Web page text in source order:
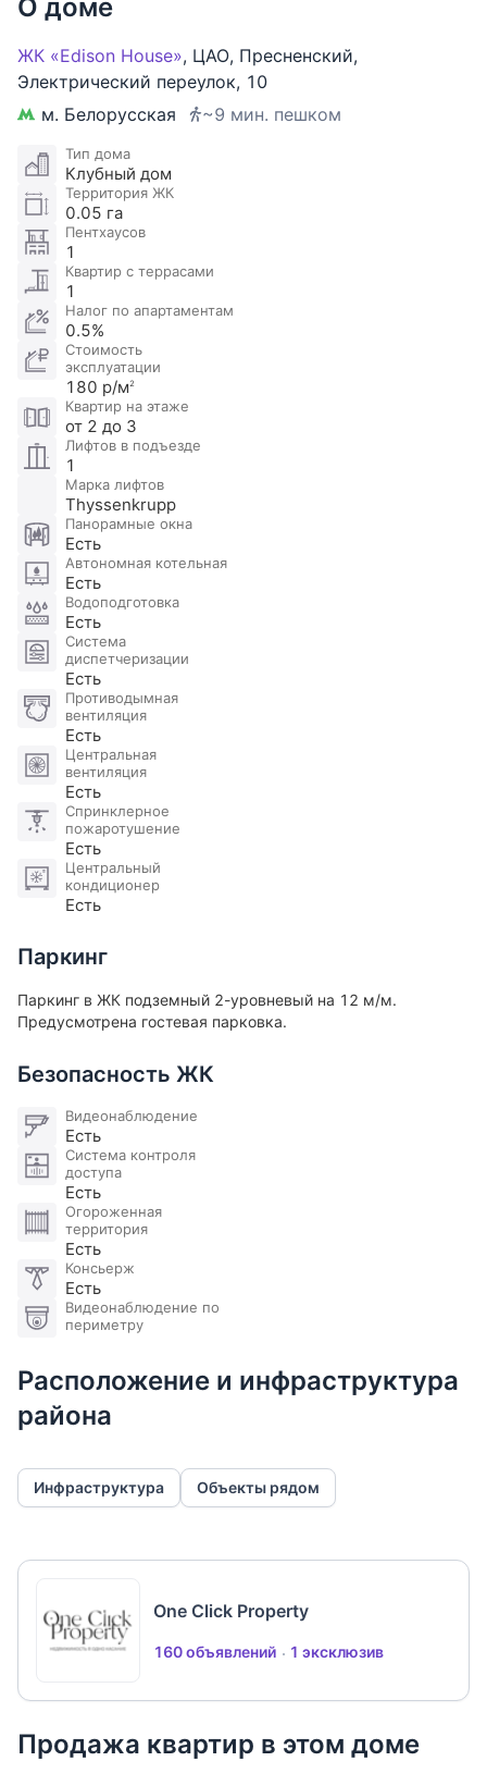
Гардеробная
Санузел
Только с ванной
Гостиная
Холл
Гардеробная
Санузел
Без душа и ванны
Спальня
Гардеробная
Санузел
Только с ванной
Спальня
Гардеробная
Санузел
Только с ванной
Холл
Санузел
Без душа и ванны
Гостиная
Кухня
Постирочная
Спальня
Гардеробная
Санузел
Только с ванной
Спальня
Гардеробная
Санузел
Холл
О доме
ЖК «Edison House», ЦАО, Пресненский,
Электрический переулок, 10
м. Белорусская
~9 мин. пешком
Тип дома
Клубный дом
Территория ЖК
0.05 га
Пентхаусов
1
Квартир с террасами
1
Налог по апартаментам
0.5%
Стоимость
эксплуатации
180 р/м2
Квартир на этаже
от 2 до 3
Лифтов в подъезде
1
Марка лифтов
Thyssenkrupp
Панорамные окна
Есть
Автономная котельная
Есть
Водоподготовка
Есть
Система
диспетчеризации
Есть
Противодымная
вентиляция
Есть
Центральная
вентиляция
Есть
Спринклерное
пожаротушение
Есть
Центральный
кондиционер
Есть
Паркинг
Паркинг в ЖК подземный 2-уровневый на 12 м/м.
Предусмотрена гостевая парковка.
Безопасность ЖК
Видеонаблюдение
Есть
Система контроля
доступа
Есть
Огороженная
территория
Есть
Консьерж
Есть
Видеонаблюдение по
периметру
Расположение и инфраструктура
района
Инфраструктура Объекты рядом
One Click Property
160 объявлений 1 эксклюзив
Продажа квартир в этом доме